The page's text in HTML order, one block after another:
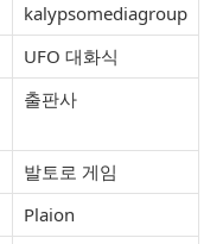
kalypsomediagroup
UFO 대화식
출판사
발토로 게임
Plaion